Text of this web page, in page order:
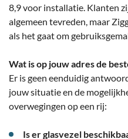
8,9 voor installatie. Klanten
algemeen tevreden, maar
als het gaat om
Wat is op jouw adres de
Er is geen eenduidig
jouw situatie en de
overwegingen op een rij:
Is er glasvezel